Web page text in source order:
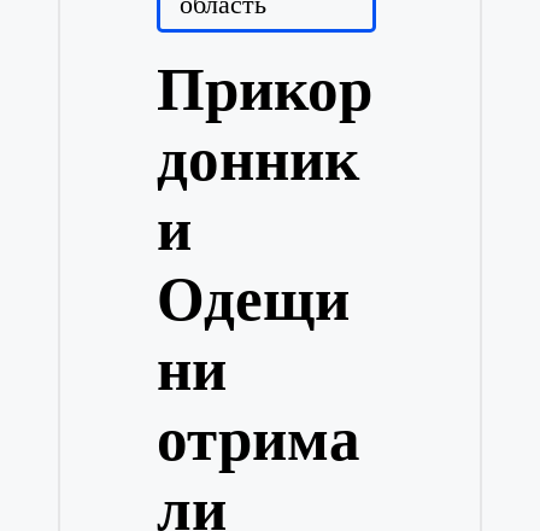
Прикор
донник
и
Одещи
ни
отрима
ли